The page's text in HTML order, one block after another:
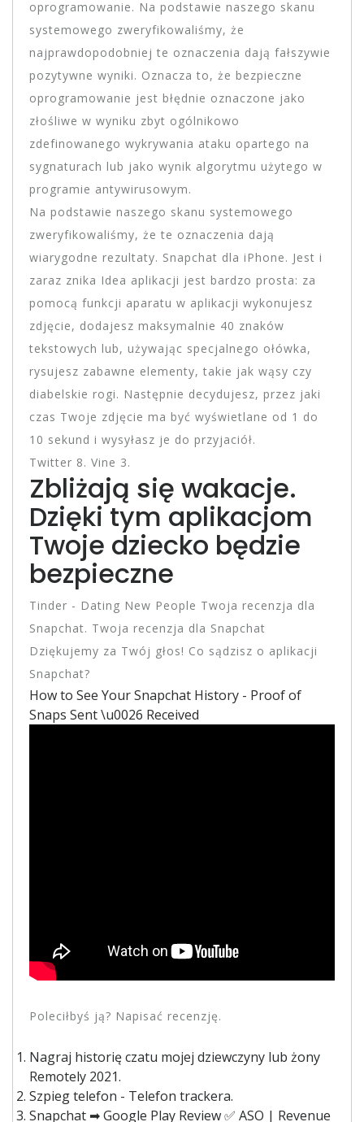
oprogramowanie. Na podstawie naszego skanu
systemowego zweryfikowaliśmy, że
najprawdopodobniej te oznaczenia dają fałszywie
pozytywne wyniki. Oznacza to, że bezpieczne
oprogramowanie jest błędnie oznaczone jako
złośliwe w wyniku zbyt ogólnikowo
zdefinowanego wykrywania ataku opartego na
sygnaturach lub jako wynik algorytmu użytego w
programie antywirusowym.
Na podstawie naszego skanu systemowego
zweryfikowaliśmy, że te oznaczenia dają
wiarygodne rezultaty. Snapchat dla iPhone. Jest i
zaraz znika Idea aplikacji jest bardzo prosta: za
pomocą funkcji aparatu w aplikacji wykonujesz
zdjęcie, dodajesz maksymalnie 40 znaków
tekstowych lub, używając specjalnego ołówka,
rysujesz zabawne elementy, takie jak wąsy czy
diabelskie rogi. Następnie decydujesz, przez jaki
czas Twoje zdjęcie ma być wyświetlane od 1 do
10 sekund i wysyłasz je do przyjaciół.
Twitter 8. Vine 3.
Zbliżają się wakacje.
Dzięki tym aplikacjom
Twoje dziecko będzie
bezpieczne
Tinder - Dating New People Twoja recenzja dla
Snapchat. Twoja recenzja dla Snapchat
Dziękujemy za Twój głos! Co sądzisz o aplikacji
Snapchat?
How to See Your Snapchat History - Proof of
Snaps Sent \u0026 Received
Poleciłbyś ją? Napisać recenzję.
Nagraj historię czatu mojej dziewczyny lub żony
Remotely 2021.
Szpieg telefon - Telefon trackera.
Snapchat ➡ Google Play Review ✅ ASO | Revenue